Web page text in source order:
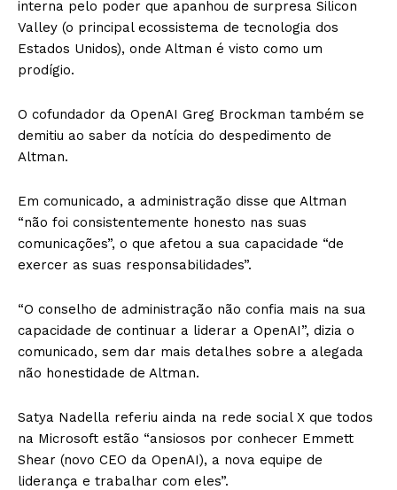
interna pelo poder que apanhou de surpresa Silicon
Valley (o principal ecossistema de tecnologia dos
Estados Unidos), onde Altman é visto como um
prodígio.
O cofundador da OpenAI Greg Brockman também se
demitiu ao saber da notícia do despedimento de
Altman.
Em comunicado, a administração disse que Altman
“não foi consistentemente honesto nas suas
comunicações”, o que afetou a sua capacidade “de
exercer as suas responsabilidades”.
“O conselho de administração não confia mais na sua
capacidade de continuar a liderar a OpenAI”, dizia o
comunicado, sem dar mais detalhes sobre a alegada
não honestidade de Altman.
Satya Nadella referiu ainda na rede social X que todos
na Microsoft estão “ansiosos por conhecer Emmett
Shear (novo CEO da OpenAI), a nova equipe de
liderança e trabalhar com eles”.